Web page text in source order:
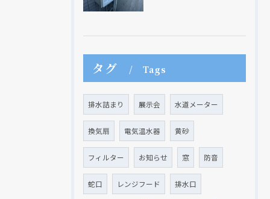
タグ Tags
排水詰まり 展示会 水道メーター
換気扇 電気温水器 黄砂
フィルター お知らせ 窓 防音
蛇口 レンジフード 排水口
現在、新聞に入っている折込チラシです。
現在、新聞に入っている折込チラシです。